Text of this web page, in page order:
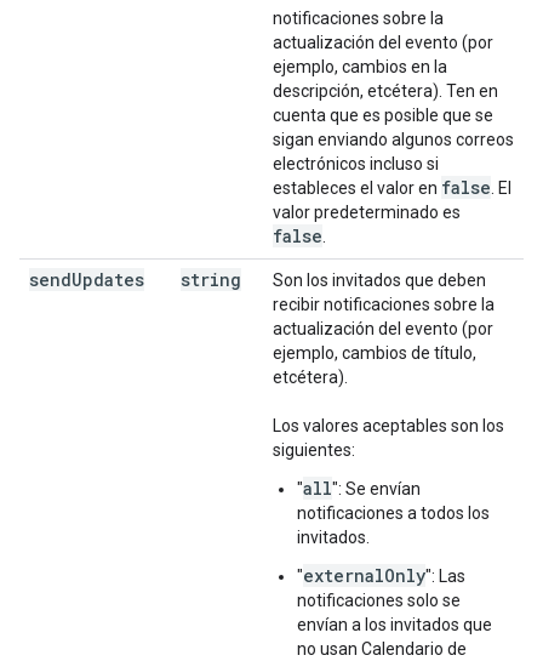
notificaciones sobre la
actualización del evento (por
ejemplo, cambios en la
descripción, etcétera). Ten en
cuenta que es posible que se
sigan enviando algunos correos
electrónicos incluso si
estableces el valor en false . El
valor predeterminado es
false
sendUpdates string
Son los invitados que deben
recibir notificaciones sobre la
actualización del evento (por
ejemplo, cambios de título,
etcétera).
Los valores aceptables son los
siguientes:
"all": Se envían
notificaciones a todos los
invitados.
"externalOnly": Las
notificaciones solo se
envían a los invitados que
no usan Calendario de